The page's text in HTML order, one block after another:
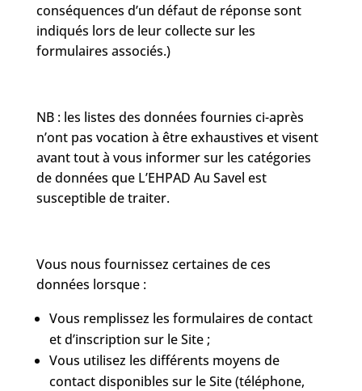
conséquences d’un défaut de réponse sont
indiqués lors de leur collecte sur les
formulaires associés.)
NB : les listes des données fournies ci-après
n’ont pas vocation à être exhaustives et visent
avant tout à vous informer sur les catégories
de données que L’EHPAD Au Savel est
susceptible de traiter.
Vous nous fournissez certaines de ces
données lorsque :
Vous remplissez les formulaires de contact
et d’inscription sur le Site ;
Vous utilisez les différents moyens de
contact disponibles sur le Site (téléphone,